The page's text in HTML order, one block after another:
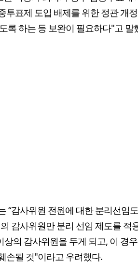
투표제 도입 배제를 위한 정관 개
록 하는 등 보완이 필요하다"고 말
“감사위원 전원에 대한 분리선임
감사위원만 분리 선임 제도를 적
상의 감사위원을 두게 되고, 이 경
손될 것"이라고 우려했다.